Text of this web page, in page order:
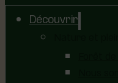
Découvrir